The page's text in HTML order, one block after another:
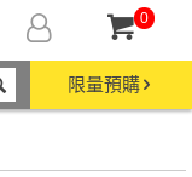
0
限量預購